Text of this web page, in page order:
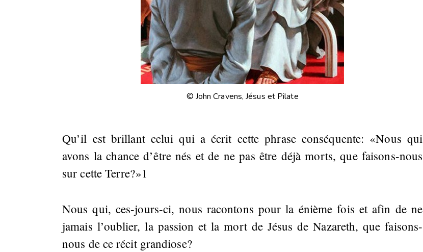
© John Cravens, Jésus et Pilate
Qu’il est brillant celui qui a écrit cette phrase conséquente: «Nous qui
avons la chance d’être nés et de ne pas être déjà morts, que faisons-nous
sur cette Terre?»1
Nous qui, ces-jours-ci, nous racontons pour la énième fois et afin de ne
jamais l’oublier, la passion et la mort de Jésus de Nazareth, que faisons-
nous de ce récit grandiose?